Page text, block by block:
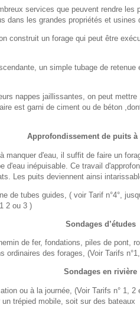
services que peuvent rendre
dans les grandes propriétés et usines
construit un forage qui peut être
un simple tubage de
nappes jaillissantes, on peut
est garni de ciment ou de béton
Approfondissement de puits à
manquer d'eau, il suffit de faire un
d'eau inépuisable. Ce travail
Les puits deviennent ainsi
de tubes guides, ( voir Tarif n°4°,
2 ou 3 )
Sondages d’études
de fer, fondations, piles de pont,
ordinaires des forages, (Voir Tarifs
Sondages en rivière
ou à la journée, (Voir Tarifs n° 1,
trépied mobile, soit sur des bateaux